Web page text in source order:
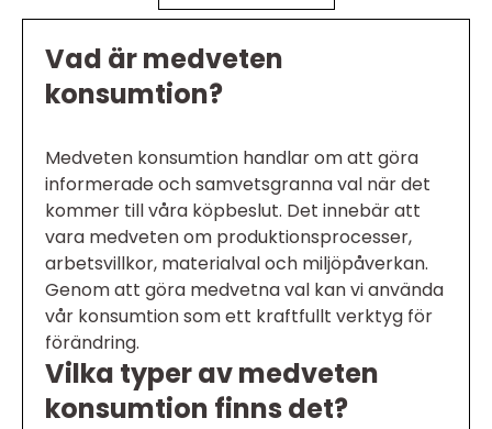
Vad är medveten
konsumtion?
Medveten konsumtion handlar om att göra
informerade och samvetsgranna val när det
kommer till våra köpbeslut. Det innebär att
vara medveten om produktionsprocesser,
arbetsvillkor, materialval och miljöpåverkan.
Genom att göra medvetna val kan vi använda
vår konsumtion som ett kraftfullt verktyg för
förändring.
Vilka typer av medveten
konsumtion finns det?